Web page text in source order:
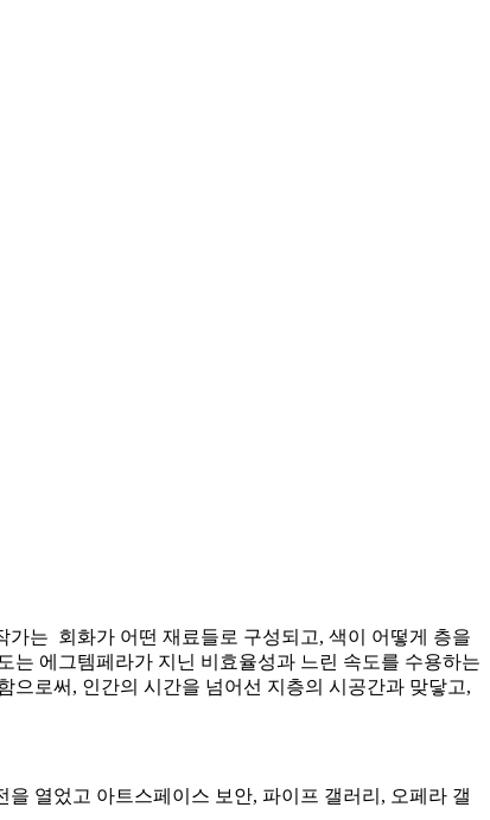
는 회화가 어떤 재료들로 구성되고, 색이 어떻게 층을
는 에그템페라가 지닌 비효율성과 느린 속도를 수용하는
으로써, 인간의 시간을 넘어선 지층의 시공간과 맞닿고,
을 열었고 아트스페이스 보안, 파이프 갤러리, 오페라 갤